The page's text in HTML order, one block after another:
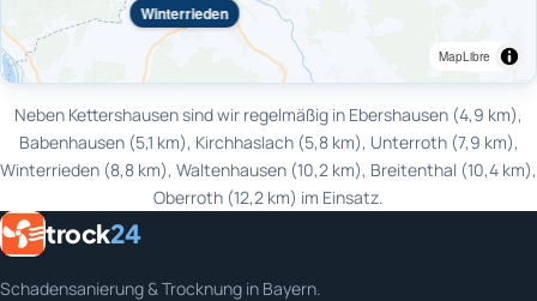
Winterrieden
MapLibre
Neben Kettershausen sind wir regelmäßig in Ebershausen (4,9 km),
Babenhausen (5,1 km), Kirchhaslach (5,8 km), Unterroth (7,9 km),
Winterrieden (8,8 km), Waltenhausen (10,2 km), Breitenthal (10,4 km),
Oberroth (12,2 km) im Einsatz.
trock24
Schadensanierung & Trocknung in Bayern.